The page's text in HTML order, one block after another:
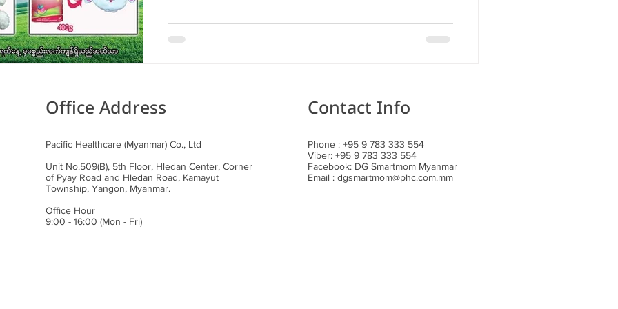
Office Address
Pacific Healthcare (Myanmar) Co., Ltd
Unit No.509(B), 5th Floor, Hledan Center, Corner
of Pyay Road and Hledan Road, Kamayut
Township, Yangon, Myanmar.
Office Hour
9:00 - 16:00 (Mon - Fri)​
Contact Info
Phone : +95 9 783 333 554​
Viber: +95 9 783 333 554
Facebook: DG Smartmom Myanmar
Email : dgsmartmom@phc.com.mm